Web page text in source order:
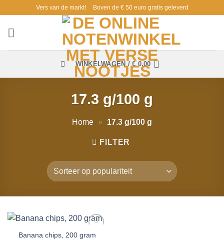
inhoud
Vers van de markt! Boven de € 50 euro gratis geleverd
WINKELWAGEN /€ 0,00
17.3 g/100 g
Home » 17.3 g/100 g
FILTER
Toevoegen
Banana chips, 200 gram